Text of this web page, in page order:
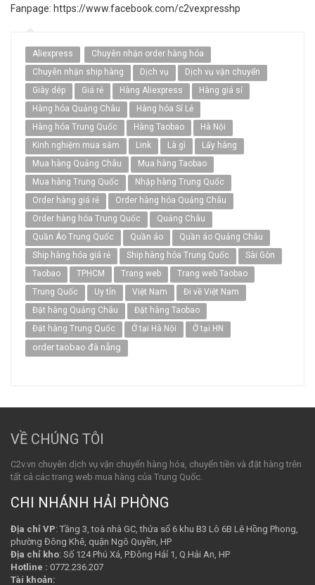
Fanpage: https://www.facebook.com/c2vexpresshp
Aliexpress
Chuyên nhận order hàng hóa
Chuyên nhận ship hàng
Dịch vụ
Dịch vụ vận chuyển
Giày dép
Giá rẻ Hàng Aliexpress
Hàng giá sỉ
Hàng hóa Quảng Châu
Hàng hóa Sỉ Lẻ
Hàng hóa Trung Quốc
Hàng Taobao
Hà Nội
Kinh nghiệm mua sắm
Link Là gì
Lấy hàng
Mua hàng Quảng Châu
Mua hàng Taobao
Mua hàng Trung Quốc
Nhập hàng Trung Quốc
Order hàng giá rẻ
Order hàng hóa Quảng Châu
Order hàng hóa Trung Quốc
Quảng Châu
Quần Áo Trung Quốc
Quần áo
Quần áo Quảng Châu
Ship hàng hóa giá rẻ
Ship hàng hóa Trung Quốc
Sài Gòn
Taobao
TPHCM Trang web
Trang web Taobao
Trung Quốc
Uy tín Việt Nam
Đi về Việt Nam
Đặt hàng Quảng Châu
Đặt hàng Taobao
Đặt hàng Trung Quốc
Ở tại Hà Nội Ở tại HN
order taobao đà nẵng
VỀ CHÚNG TÔI
C2v.vn chuyên dịch vụ vận chuyển hàng hóa, chuyển tiền và đặt hàng trên
tất cả các trang web mua hàng của Trung Quốc.
CHI NHÁNH HẢI PHÒNG
Địa chỉ VP: Tầng 3, toà nhà GC, thửa số 6 khu B3 Lô 6B Lê Hồng Phong,
phường Đông Khê, quận Ngô Quyền, HP
Địa chỉ kho: Số 124 Phú Xá, P.Đông Hảỉ 1, Q.Hải An, HP
Hotline : 0772.236.207
Tài khoản: